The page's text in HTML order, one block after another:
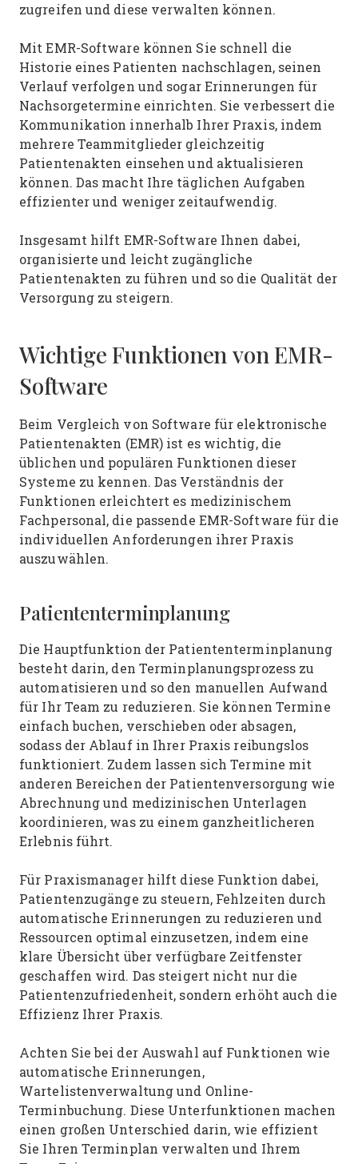
zugreifen und diese verwalten können.
Mit EMR-Software können Sie schnell die
Historie eines Patienten nachschlagen, seinen
Verlauf verfolgen und sogar Erinnerungen für
Nachsorgetermine einrichten. Sie verbessert die
Kommunikation innerhalb Ihrer Praxis, indem
mehrere Teammitglieder gleichzeitig
Patientenakten einsehen und aktualisieren
können. Das macht Ihre täglichen Aufgaben
effizienter und weniger zeitaufwendig.
Insgesamt hilft EMR-Software Ihnen dabei,
organisierte und leicht zugängliche
Patientenakten zu führen und so die Qualität der
Versorgung zu steigern.
Wichtige Funktionen von EMR-
Software
Beim Vergleich von Software für elektronische
Patientenakten (EMR) ist es wichtig, die
üblichen und populären Funktionen dieser
Systeme zu kennen. Das Verständnis der
Funktionen erleichtert es medizinischem
Fachpersonal, die passende EMR-Software für die
individuellen Anforderungen ihrer Praxis
auszuwählen.
Patiententerminplanung
Die Hauptfunktion der Patiententerminplanung
besteht darin, den Terminplanungsprozess zu
automatisieren und so den manuellen Aufwand
für Ihr Team zu reduzieren. Sie können Termine
einfach buchen, verschieben oder absagen,
sodass der Ablauf in Ihrer Praxis reibungslos
funktioniert. Zudem lassen sich Termine mit
anderen Bereichen der Patientenversorgung wie
Abrechnung und medizinischen Unterlagen
koordinieren, was zu einem ganzheitlicheren
Erlebnis führt.
Für Praxismanager hilft diese Funktion dabei,
Patientenzugänge zu steuern, Fehlzeiten durch
automatische Erinnerungen zu reduzieren und
Ressourcen optimal einzusetzen, indem eine
klare Übersicht über verfügbare Zeitfenster
geschaffen wird. Das steigert nicht nur die
Patientenzufriedenheit, sondern erhöht auch die
Effizienz Ihrer Praxis.
Achten Sie bei der Auswahl auf Funktionen wie
automatische Erinnerungen,
Wartelistenverwaltung und Online-
Terminbuchung. Diese Unterfunktionen machen
einen großen Unterschied darin, wie effizient
Sie Ihren Terminplan verwalten und Ihrem